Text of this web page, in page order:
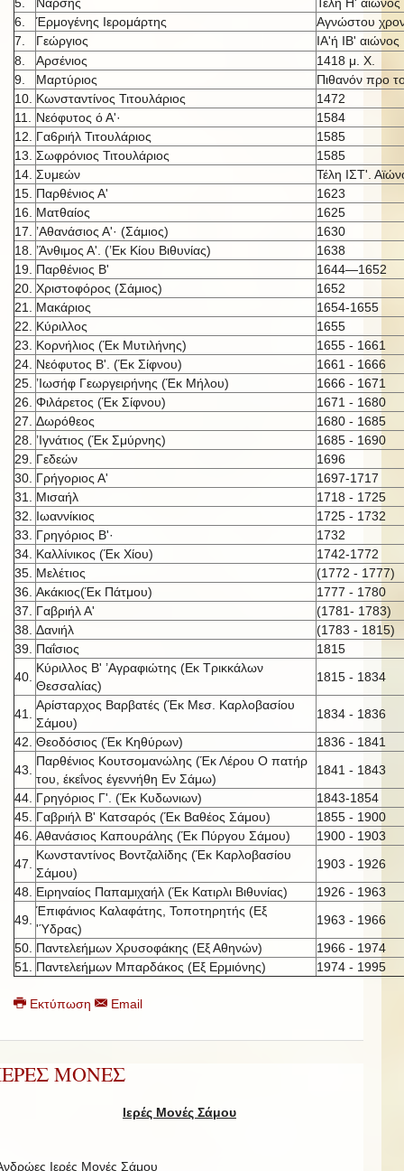
6.
Έρμογένης Ιερομάρτης
Αγνώστου
7.
Γεώργιος ΙΑ'ή IB' αιώνος
8.
Αρσένιος
1418 μ. X.
9.
Μαρτύριος
Πιθανόν προ
10. Κωνσταντίνος Τιτουλάριος
1472
11.
Νεόφυτος ό Α'·
1584
12.
Γα6ριήλ Τιτουλάριος
1585
13. Σωφρόνιος Τιτουλάριος
1585
14. Συμεών
Τέλη ΙΣΤ'.
15. Παρθένιος Α'
1623
16.
Ματθαίος
1625
17.
’Αθανάσιος Α'· (Σάμιος)
1630
18.
’Άνθιμος Α'. (’Εκ Κίου Βιθυνίας)
1638
19. Παρθένιος Β'
1644—1652
20. Χριστοφόρος (Σάμιος)
1652
21.
Μακάριος
1654-1655
22.
Κύριλλος
1655
23.
Κορνήλιος (Έκ Μυτιλήνης)
1655 - 1661
24. Νεόφυτος Β'. (Έκ Σίφνου)
1661 - 1666
25. ’Ιωσήφ Γεωργειρήνης (Έκ Μήλου)
1666 - 1671
26. Φιλάρετος (Έκ Σίφνου)
1671 - 1680
27. Δωρόθεος
1680 - 1685
28.
’Ιγνάτιος (Έκ Σμύρνης)
1685 - 1690
29. Γεδεών
1696
30. Γρήγοριος Α'
1697-1717
31.
Μισαήλ
1718 - 1725
32.
Ιωαννίκιος
1725 - 1732
33.
Γρηγόριος Β'·
1732
34. Καλλίνικος (Έκ Χίου)
1742-1772
35. Μελέτιος
(1772 - 1777)
36. Ακάκιος(Έκ Πάτμου)
1777 - 1780
37.
Γαβριήλ Α'
(1781- 1783)
38. Δανιήλ
(1783 - 1815)
39. Παΐσιος
1815
40.
Κύριλλος Β' ’Αγραφιώτης (Εκ Τρικκάλων
Θεσσαλίας)
1815 - 1834
41.
Αρίσταρχος Βαρβατές (Έκ Μεσ. Καρλοβασίου
Σάμου)
1834 - 1836
42. Θεοδόσιος (Έκ Κηθύρων)
1836 - 1841
43.
Παρθένιος Κουτσομανώλης (Έκ Λέρου Ο πατήρ
του, έκεΐνος έγεννήθη Εν Σάμω)
1841 - 1843
44. Γρηγόριος Γ'. (Έκ Κυδωνιων)
1843-1854
45. Γαβριήλ Β' Κατσαρός (Έκ Βαθέος Σάμου)
1855 - 1900
46. Αθανάσιος Καπουράλης (Έκ Πύργου Σάμου)
1900 - 1903
47.
Κωνσταντίνος Βοντζαλίδης (Έκ Καρλοβασίου
Σάμου)
1903 - 1926
48.
Ειρηναίος Παπαμιχαήλ (Έκ Κατιρλι Βιθυνίας)
1926 - 1963
49.
Έπιφάνιος Καλαφάτης, Τοποτηρητής (Εξ
'Ύδρας)
1963 - 1966
50. Παντελεήμων Χρυσοφάκης (Εξ Αθηνών)
1966 - 1974
51.
Παντελεήμων Μπαρδάκος (Εξ Ερμιόνης) 1974 - 1995
Εκτύπωση Email
ΜΟΝΕΣ
Ιερές Μονές Σάμου
Ιερές Μονές Σάμου